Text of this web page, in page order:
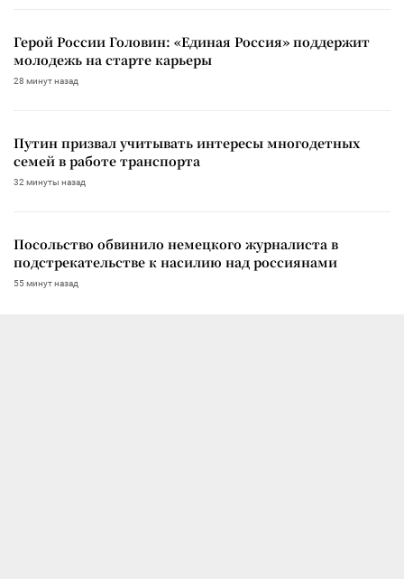
Герой России Головин: «Единая Россия» поддержит
молодежь на старте карьеры
28 минут назад
Путин призвал учитывать интересы многодетных
семей в работе транспорта
32 минуты назад
Посольство обвинило немецкого журналиста в
подстрекательстве к насилию над россиянами
55 минут назад